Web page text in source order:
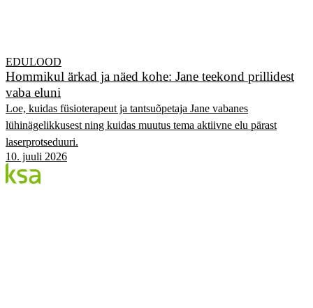
EDULOOD
Hommikul ärkad ja näed kohe: Jane teekond prillidest
vaba eluni
Loe, kuidas füsioterapeut ja tantsuõpetaja Jane vabanes
lühinägelikkusest ning kuidas muutus tema aktiivne elu pärast
laserprotseduuri.
10. juuli 2026